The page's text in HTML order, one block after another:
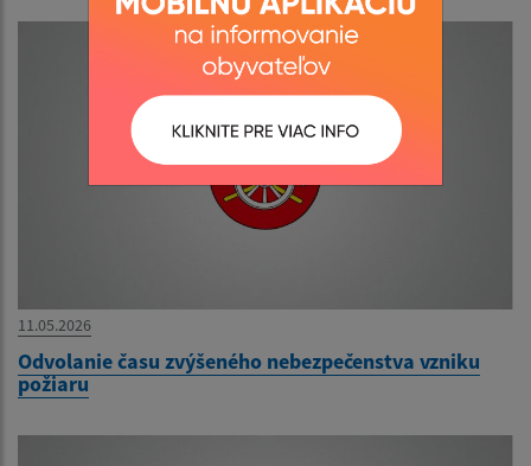
11.05.2026
Odvolanie času zvýšeného nebezpečenstva vzniku
požiaru